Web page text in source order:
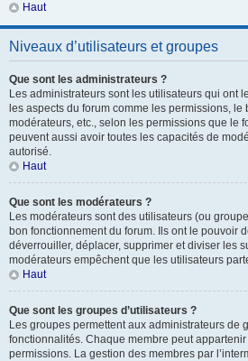
Haut
Niveaux d’utilisateurs et groupes
Que sont les administrateurs ?
Les administrateurs sont les utilisateurs qui ont
les aspects du forum comme les permissions,
modérateurs, etc., selon les permissions que le
peuvent aussi avoir toutes les capacités de
autorisé.
Haut
Que sont les modérateurs ?
Les modérateurs sont des utilisateurs (ou
bon fonctionnement du forum. Ils ont le pouvoir
déverrouiller, déplacer, supprimer et diviser les
modérateurs empêchent que les utilisateurs
Haut
Que sont les groupes d’utilisateurs ?
Les groupes permettent aux administrateurs de
fonctionnalités. Chaque membre peut
permissions. La gestion des membres par